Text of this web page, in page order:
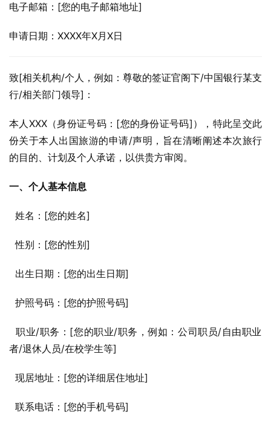
电子邮箱：[您的电子邮箱地址]
申请日期：XXXX年X月X日
致[相关机构/个人，例如：尊敬的签证官阁下/中国银行某支
行/相关部门领导]：
本人XXX（身份证号码：[您的身份证号码]），特此呈交此
份关于本人出国旅游的申请/声明，旨在清晰阐述本次旅行
的目的、计划及个人承诺，以供贵方审阅。
一、个人基本信息
  姓名：[您的姓名]
  性别：[您的性别]
  出生日期：[您的出生日期]
  护照号码：[您的护照号码]
  职业/职务：[您的职业/职务，例如：公司职员/自由职业
者/退休人员/在校学生等]
  现居地址：[您的详细居住地址]
  联系电话：[您的手机号码]